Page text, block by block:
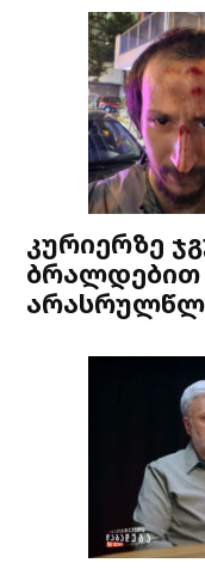
კურიერზე
ბრალდებით